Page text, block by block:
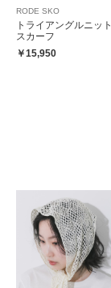
RODE SKO
トライアングルニット
スカーフ
￥15,950